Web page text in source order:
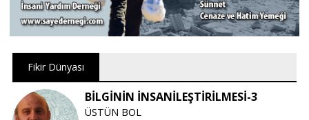
Fikir Dünyası
BİLGİNİN İNSANİLEŞTİRİLMESİ-3
ÜSTÜN BOL